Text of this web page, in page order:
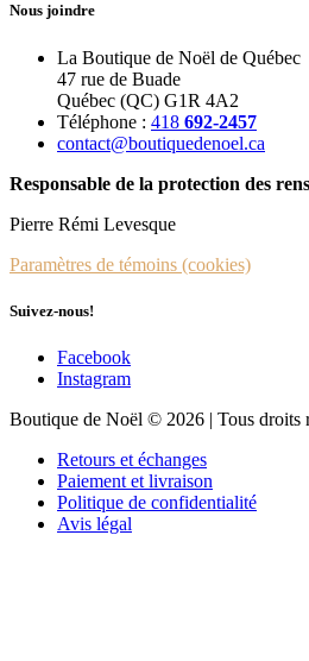
Nous joindre
La Boutique de Noël de Québec
47 rue de Buade
Québec (QC) G1R 4A2
Téléphone : 418 692-2457
contact@boutiquedenoel.ca
Responsable de la protection des
Pierre Rémi Levesque
Paramètres de témoins (cookies)
Suivez-nous!
Facebook
Instagram
Boutique de Noël © 2026 | Tous droits
Retours et échanges
Paiement et livraison
Politique de confidentialité
Avis légal